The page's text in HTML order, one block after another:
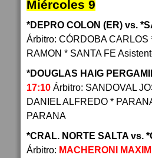
Miércoles 9
*DEPRO COLON (ER) vs.
Árbitro: CÓRDOBA
RAMON * SANTA FE
*DOUGLAS HAIG
17:10 Árbitro: SANDOVAL
DANIEL ALFREDO *
PARANA
*CRAL. NORTE SALTA vs.
Árbitro: MACHERONI